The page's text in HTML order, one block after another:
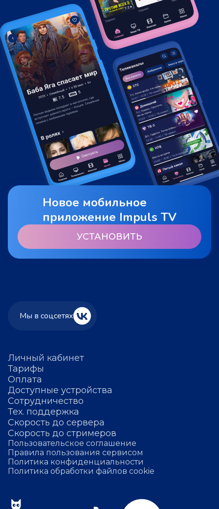
Новое мобильное
приложение Impuls TV
УСТАНОВИТЬ
Личный кабинет
Тарифы
Оплата
Доступные устройства
Сотрудничество
Тех. поддержка
Скорость до сервера
Скорость до стримеров
Пользовательское соглашение
Правила пользования сервисом
Политика конфиденциальности
Политика обработки файлов cookie
Мы в соцсетях